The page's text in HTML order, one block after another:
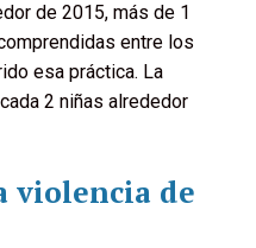
de 2015, más de 1
entre los
esa práctica. La
2 niñas alrededor
violencia de